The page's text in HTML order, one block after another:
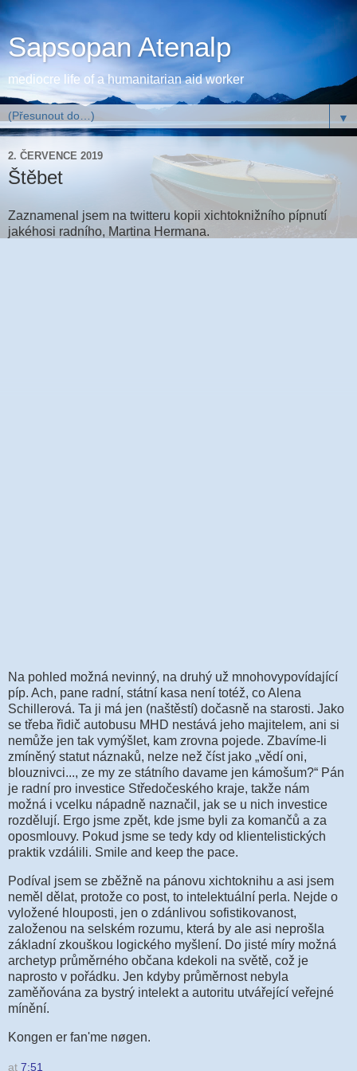
Sapsopan Atenalp
mediocre life of a humanitarian aid worker
▼
2. ČERVENCE 2019
Štěbet
Zaznamenal jsem na twitteru kopii xichtoknižního pípnutí
jakéhosi radního, Martina Hermana.
Na pohled možná nevinný, na druhý už mnohovypovídající
píp. Ach, pane radní, státní kasa není totéž, co Alena
Schillerová. Ta ji má jen (naštěstí) dočasně na starosti. Jako
se třeba řidič autobusu MHD nestává jeho majitelem, ani si
nemůže jen tak vymýšlet, kam zrovna pojede. Zbavíme-li
zmíněný statut náznaků, nelze než číst jako „vědí oni,
blouznivci..., ze my ze státního davame jen kámošum?“ Pán
je radní pro investice Středočeského kraje, takže nám
možná i vcelku nápadně naznačil, jak se u nich investice
rozdělují. Ergo jsme zpět, kde jsme byli za komančů a za
oposmlouvy. Pokud jsme se tedy kdy od klientelistických
praktik vzdálili. Smile and keep the pace.
Podíval jsem se zběžně na pánovu xichtoknihu a asi jsem
neměl dělat, protože co post, to intelektuální perla. Nejde o
vyložené hlouposti, jen o zdánlivou sofistikovanost,
založenou na selském rozumu, která by ale asi neprošla
základní zkouškou logického myšlení. Do jisté míry možná
archetyp průměrného občana kdekoli na světě, což je
naprosto v pořádku. Jen kdyby průměrnost nebyla
zaměňována za bystrý intelekt a autoritu utvářející veřejné
mínění.
Kongen er fan'me nøgen.
at 7:51